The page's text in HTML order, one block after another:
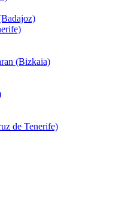
(Bizkaia)
de Tenerife)